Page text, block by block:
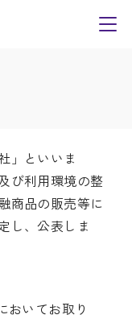
ンカーズ) |
」といいま
び利用環境の整
商品の販売等に
し、公表しま
おいてお取り